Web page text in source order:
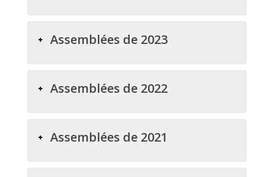
Assemblées de 2023
Assemblées de 2022
Assemblées de 2021